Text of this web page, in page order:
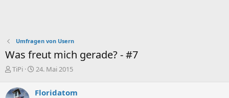
Umfragen von Usern
Was freut mich gerade? - #7
E
s
t
TiPi
E
t
24. Mai 2015
Floridatom